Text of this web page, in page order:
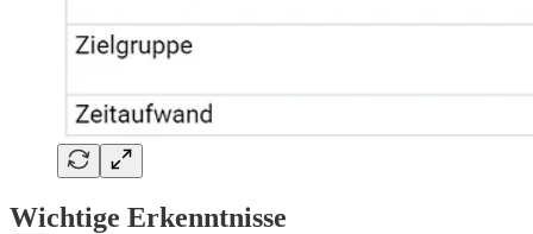
Wichtige Erkenntnisse